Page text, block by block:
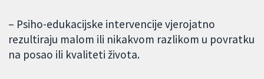
– Psiho-edukacijske intervencije vjerojatno
rezultiraju malom ili nikakvom razlikom u povratku
na posao ili kvaliteti života.